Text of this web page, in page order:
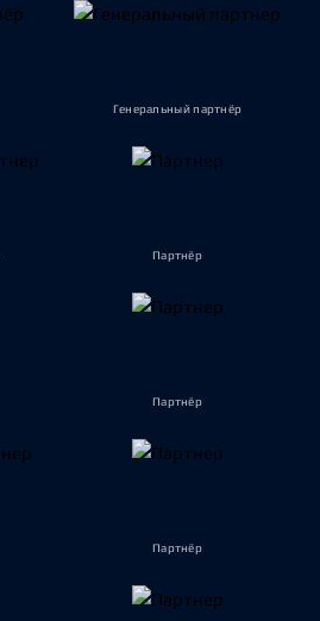
Генеральный партнёр
Партнёр
Партнёр
Партнёр